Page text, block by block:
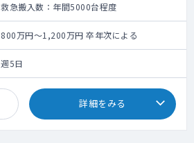
救急搬入数：年間5000台程度
800万円～1,200万円 卒年次による
週5日
詳細をみる